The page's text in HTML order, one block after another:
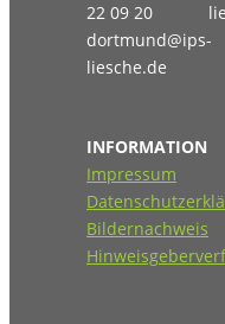
22 09 20
dortmund@ips-
liesche.de
INFORMATION
Impressum
Bildernachweis